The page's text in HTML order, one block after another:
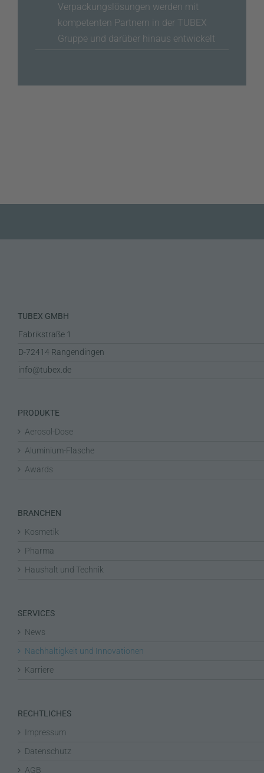
Verpackungslösungen werden mit
kompetenten Partnern in der TUBEX
Gruppe und darüber hinaus entwickelt
TUBEX GMBH
Fabrikstraße 1
D-72414 Rangendingen
info@tubex.de
PRODUKTE
Aerosol-Dose
Aluminium-Flasche
Awards
BRANCHEN
Kosmetik
Pharma
Haushalt und Technik
SERVICES
News
Nachhaltigkeit und Innovationen
Karriere
RECHTLICHES
Impressum
Datenschutz
AGB